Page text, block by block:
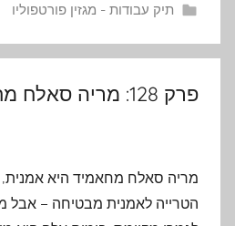
תיק עבודות - מגזין פורטפוליו
פרק 128: מריה סאלח מחאמיד
מריה סאלח מחאמיד היא
הטרייה לאמנית מבטיחה – אבל